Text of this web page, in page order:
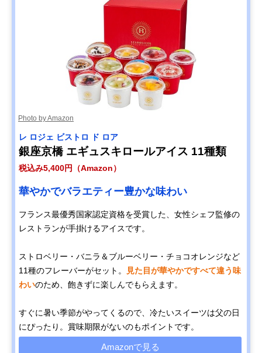
Photo by Amazon
レ ロジェ ビストロ ド ロア
銀座京橋 エギュスキロールアイス 11種類
税込み5,400円（Amazon）
華やかでバラエティー豊かな味わい
フランス最優秀国家認定資格を受賞した、女性シェフ監修の
レストランが手掛けるアイスです。
ストロベリー・バニラ＆ブルーベリー・チョコオレンジなど
11種のフレーバーがセット。
見た目が華やかですべて違う味
わいのため、飽きずに楽しんでもらえます。
すぐに暑い季節がやってくるので、冷たいスイーツは父の日
にぴったり。賞味期限がないのもポイントです。
Amazonで見る